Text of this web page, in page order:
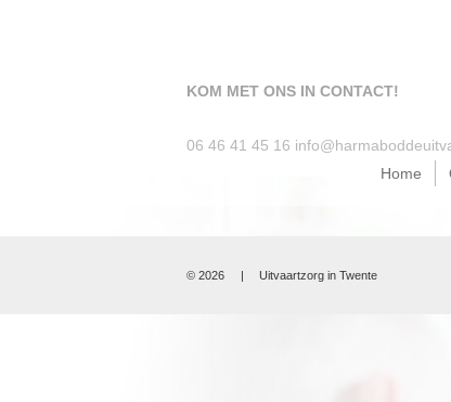
Home
KOM MET ONS IN CONTACT!
06 46 41 45 16
© 2026 | Uitvaartzorg in Twente